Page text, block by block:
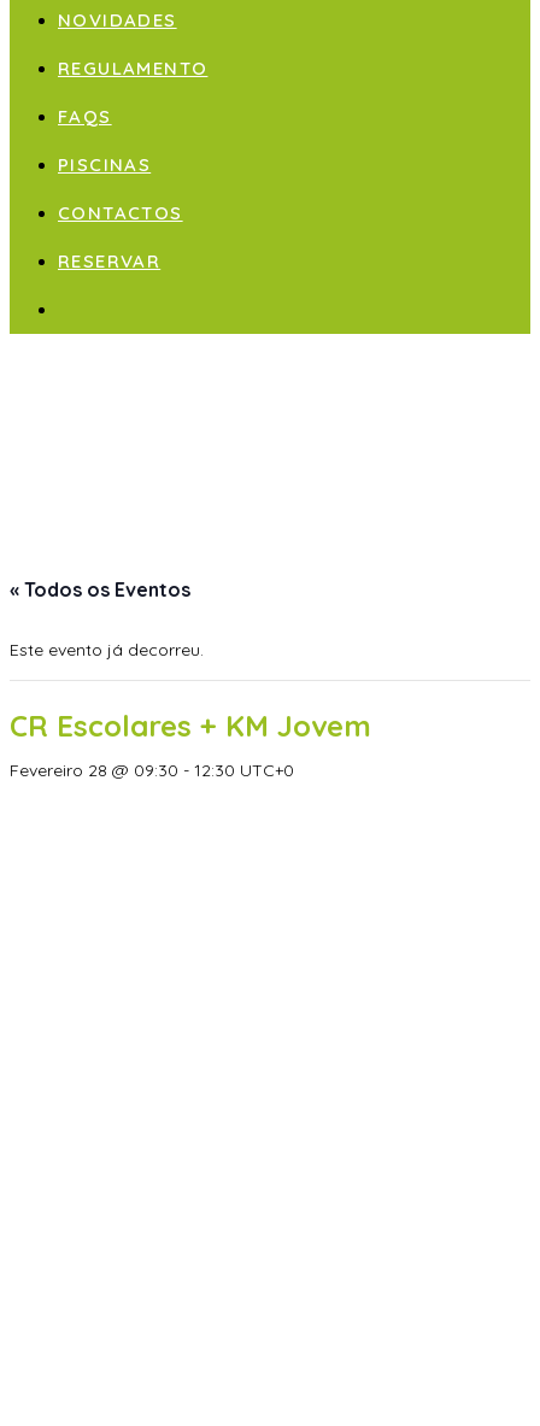
NOVIDADES
REGULAMENTO
FAQS
PISCINAS
CONTACTOS
RESERVAR
« Todos os Eventos
Este evento já decorreu.
CR Escolares + KM Jovem
Fevereiro 28 @ 09:30 - 12:30 UTC+0